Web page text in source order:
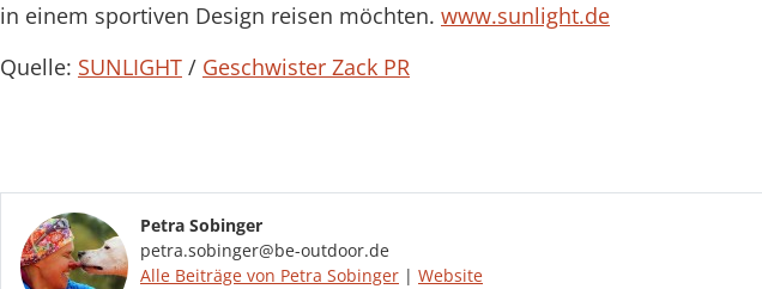
in einem sportiven Design reisen möchten. www.sunlight.de
Quelle: SUNLIGHT / Geschwister Zack PR
Petra Sobinger
petra.sobinger@be-outdoor.de
Alle Beiträge von Petra Sobinger | Website